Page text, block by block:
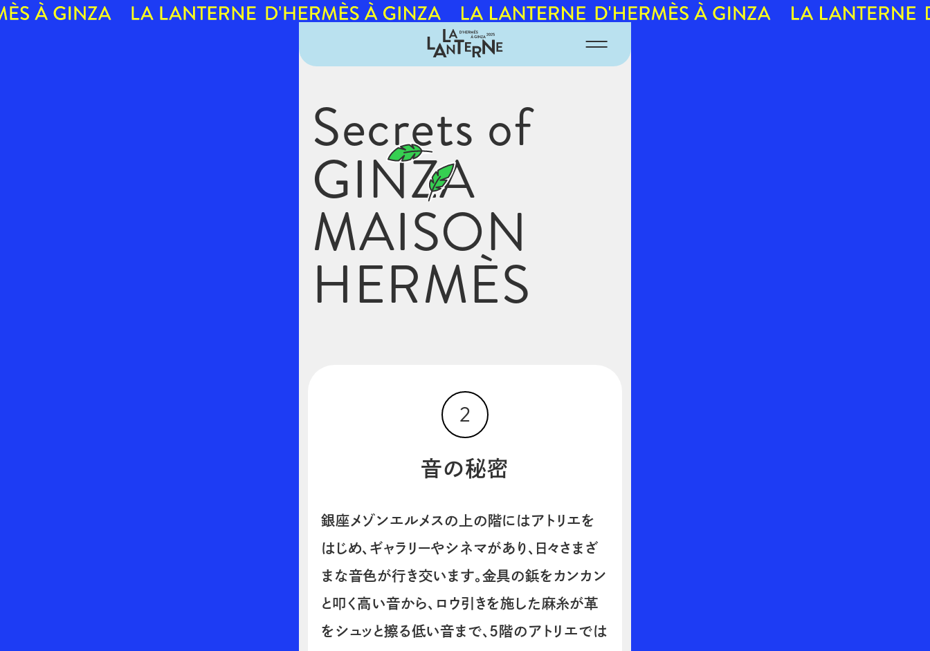
2025
8月
10月
2024
1月
2月
4月
ランタンエルメスとは
Secrets of
GINZA
MAISON
HERMÈS
2
音の秘密
銀座メゾンエルメスの上の階にはアトリエを
はじめ、ギャラリーやシネマがあり、日々さまざ
まな音色が行き交います。金具の鋲をカンカン
と叩く高い音から、ロウ引きを施した麻糸が革
をシュッと擦る低い音まで、5階のアトリエでは